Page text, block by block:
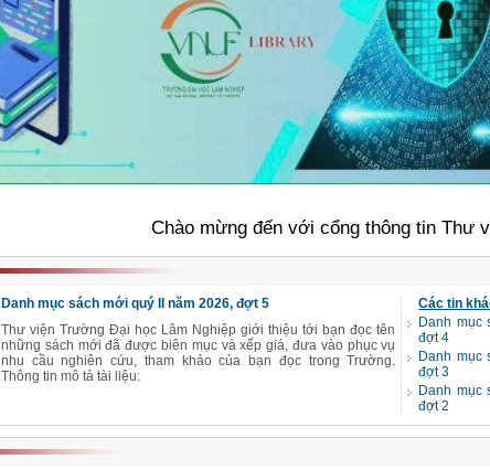
Chào mừng đến với cổng thông tin Thư viện
Danh mục sách mới quý II năm 2026, đợt 5
Thư viện Trường Đại học Lâm Nghiệp giới thiệu tới bạn đọc tên
những sách mới đã được biên mục và xếp giá, đưa vào phục vụ
nhu cầu nghiên cứu, tham khảo của bạn đọc trong Trường.
Thông tin mô tả tài liệu:
Các tin
Danh mục
đợt 4
Danh mục
đợt 3
Danh mục
đợt 2